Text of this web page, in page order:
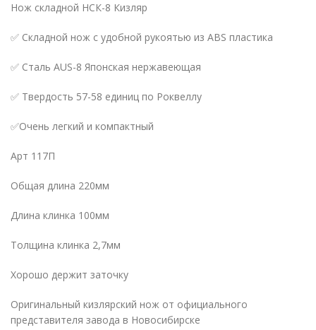
Нож складной НСК-8 Кизляр
✅ Складной нож с удобной рукоятью из ABS пластика
✅ Сталь AUS-8 Японская нержавеющая
✅ Твердость 57-58 единиц по Роквеллу
✅Очень легкий и компактный
Арт 117П
Общая длина 220мм
Длина клинка 100мм
Толщина клинка 2,7мм
Хорошо держит заточку
Оригинальный кизлярский нож от официального
представителя завода в Новосибирске